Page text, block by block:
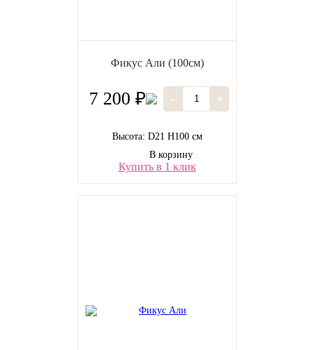
Фикус Али (100см)
7 200 ₽ - +
Высота: D21 H100 см
В корзину
Купить в 1 клик